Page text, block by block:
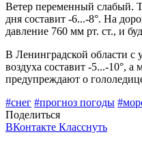
Ветер переменный слабый.
дня составит -6...-8°. На
давление 760 мм рт. ст., и
В Ленинградской области с
воздуха составит -5...-10°,
предупреждают о
#снег #прогноз погоды
Поделиться
ВКонтакте Класснуть